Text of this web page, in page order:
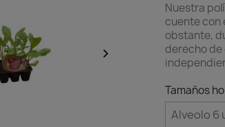

Nuestra
cuente con
obstante,
derecho de
Tamaños